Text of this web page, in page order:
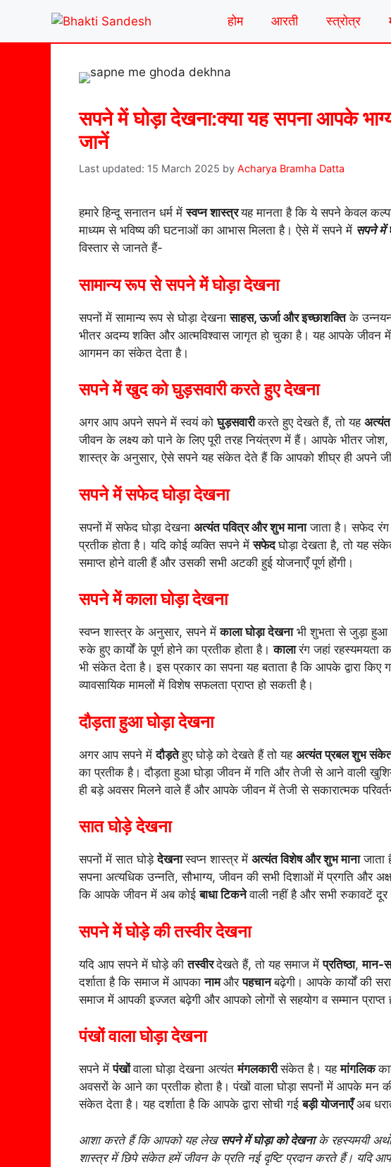
content
होम आरती स्त्रोत्र
सपने में घोड़ा देखना:क्या यह सपना आपके
जानें
15 March 2025 by Acharya Bramha Datta
हमारे हिन्दू सनातन धर्म मेंस्वप्न शास्त्रयह मानता है कि ये सपने केवल
माध्यम से भविष्य की घटनाओं का आभास मिलता है। ऐसे में सपने में सपने में
विस्तार से जानते हैं-
सामान्य रूप से सपने में घोड़ा देखना
सपनों में सामान्य रूप से घोड़ा देखनासाहस, ऊर्जा और इच्छाशक्तिके उन्नयन
भीतर अदम्य शक्ति और आत्मविश्वास जागृत हो चुका है। यह आपके जीवन
आगमन का संकेत देता है।
सपने में खुद को घुड़सवारी करते हुए देखना
अगर आप अपने सपने में स्वयं कोघुड़सवारीकरते हुए देखते हैं, तो यह
जीवन के लक्ष्य को पाने के लिए पूरी तरह नियंत्रण में हैं। आपके भीतर जोश,
शास्त्र के अनुसार, ऐसे सपने यह संकेत देते हैं कि आपको शीघ्र ही अपने
सपने में सफेद घोड़ा देखना
सपनों में सफेद घोड़ा देखना अत्यंत पवित्र और शुभ मानाजाता है। सफेद रंग
प्रतीक होता है। यदि कोई व्यक्ति सपने मेंसफेदघोड़ा देखता है, तो यह
समाप्त होने वाली हैं और उसकी सभी अटकी हुई योजनाएँ पूर्ण होंगी।
सपने में काला घोड़ा देखना
स्वप्न शास्त्र के अनुसार, सपने मेंकाला घोड़ा देखनाभी शुभता से जुड़ा हुआ
रुके हुए कार्यों के पूर्ण होने का प्रतीक होता है।कालारंग जहां रहस्यमयता
भी संकेत देता है। इस प्रकार का सपना यह बताता है कि आपके द्वारा
व्यावसायिक मामलों में विशेष सफलता प्राप्त हो सकती है।
दौड़ता हुआ घोड़ा देखना
अगर आप सपने मेंदौड़तेहुए घोड़े को देखते हैं तो यह अत्यंत प्रबल शुभ
का प्रतीक है। दौड़ता हुआ घोड़ा जीवन में गति और तेजी से आने वाली
ही बड़े अवसर मिलने वाले हैं और आपके जीवन में तेजी से सकारात्मक
सात घोड़े देखना
सपनों में सात घोड़ेदेखनास्वप्न शास्त्र में अत्यंत विशेष और शुभ मानाजाता
सपना अत्यधिक उन्नति, सौभाग्य, जीवन की सभी दिशाओं में प्रगति और
कि आपके जीवन में अब कोईबाधा टिकनेवाली नहीं है और सभी रुकावटें
सपने में घोड़े की तस्वीर देखना
यदि आप सपने में घोड़े कीतस्वीरदेखते हैं, तो यह समाज मेंप्रतिष्ठा,मान-
दर्शाता है कि समाज में आपकानामऔरपहचानबढ़ेगी। आपके कार्यों की
समाज में आपकी इज्जत बढ़ेगी और आपको लोगों से सहयोग व सम्मान प्राप्त
पंखों वाला घोड़ा देखना
सपने मेंपंखोंवाला घोड़ा देखना अत्यंतमंगलकारीसंकेत है। यहमांगलिक
अवसरों के आने का प्रतीक होता है। पंखों वाला घोड़ा सपनों में आपके मन
संकेत देता है। यह दर्शाता है कि आपके द्वारा सोची गईबड़ी योजनाएँअब
आशा करते हैं कि आपको यह लेख सपने में घोड़ा को देखनाके रहस्यमयी
शास्त्र में छिपे संकेत हमें जीवन के प्रति नई दृष्टि प्रदान करते हैं। यदि